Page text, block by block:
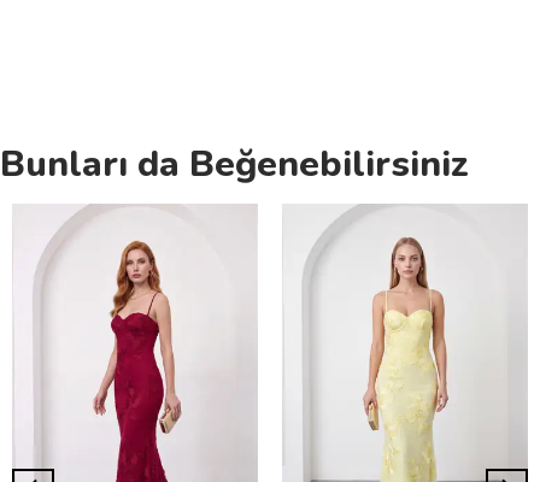
Bunları da Beğenebilirsiniz